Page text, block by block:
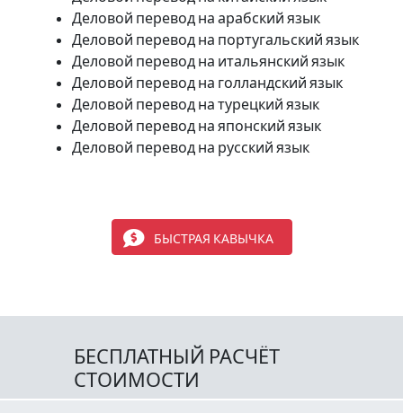
Деловой перевод на арабский язык
Деловой перевод на португальский язык
Деловой перевод на итальянский язык
Деловой перевод на голландский язык
Деловой перевод на турецкий язык
Деловой перевод на японский язык
Деловой перевод на русский язык
БЫСТРАЯ КАВЫЧКА
БЕСПЛАТНЫЙ РАСЧЁТ
СТОИМОСТИ